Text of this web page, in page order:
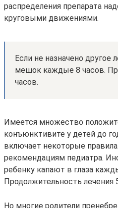
распределения препарата
круговыми движениями.
Если не назначено
мешок каждые 8 часов.
часов.
Имеется множество
конъюнктивите у детей до
включает некоторые
рекомендациям педиатра.
ребенку капают в глаза
Продолжительность лечения
Но многие родители